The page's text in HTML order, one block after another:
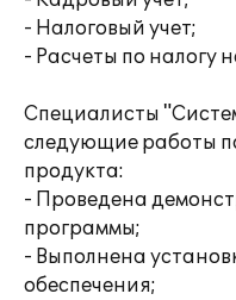
- Налоговый учет;
- Расчеты по налогу
Специалисты
следующие работы
продукта:
- Проведена
программы;
- Выполнена
обеспечения;